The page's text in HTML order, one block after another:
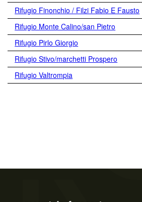
Rifugio Finonchio / Filzi Fabio E Fausto
Rifugio Monte Calino/san Pietro
Rifugio Pirlo Giorgio
Rifugio Stivo/marchetti Prospero
Rifugio Valtrompia